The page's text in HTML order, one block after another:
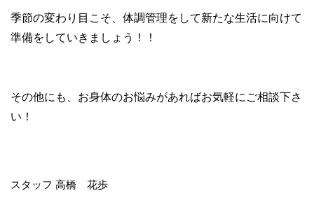
季節の変わり目こそ、体調管理をして新たな生活に向けて
準備をしていきましょう！！
その他にも、お身体のお悩みがあればお気軽にご相談下さ
い！
スタッフ 高橋 花歩